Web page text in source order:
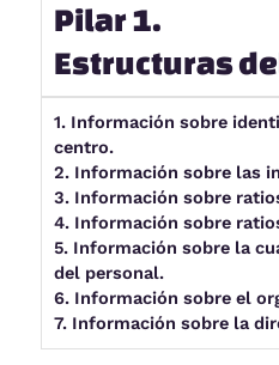
Pilar 1.
Estructuras
1. Información sobre
centro.
2. Información sobre las
3. Información sobre
4. Información sobre
5. Información sobre la
del personal.
6. Información sobre el
7. Información sobre la